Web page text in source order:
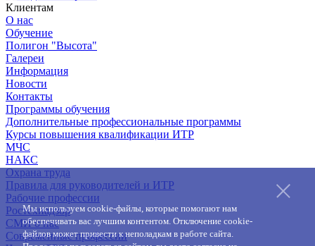
Клиентам
О нас
Обучение
Полигон "Высота"
Галереи
Информация
Новости
Контакты
Программы обучения
Дополнительные профессиональные программы
Курсы повышения квалификации ИТР
МЧС
НАКС
Охрана труда
Правила для руководителей и ИТР
Рабочие профессии
Ростехнадзор
СМИ о нас
Современные профессии
Мы используем cookie-файлы, которые помогают нам
обеспечивать вас лучшим контентом. Отключение cookie-
файлов может привести к неполадкам в работе сайта.